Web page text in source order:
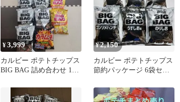
¥3,999
カルビー ポテトチップス
BIG BAG 詰め合わせ 13
¥2,150
カルビー ポテトチップス
節約パッケージ 6袋セッ